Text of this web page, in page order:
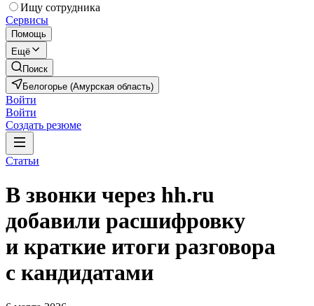
Ищу сотрудника
Сервисы
Помощь
Ещё
Поиск
Белогорье (Амурская область)
Войти
Войти
Создать резюме
Статьи
В звонки через hh.ru
добавили расшифровку
и краткие итоги разговора
с кандидатами